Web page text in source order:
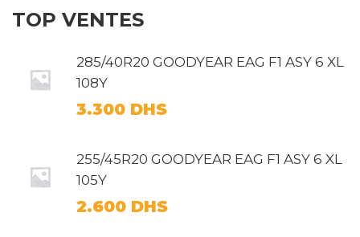
TOP VENTES
285/40R20 GOODYEAR EAG F1 ASY 6 XL
108Y
3.300 DHS
255/45R20 GOODYEAR EAG F1 ASY 6 XL
105Y
2.600 DHS